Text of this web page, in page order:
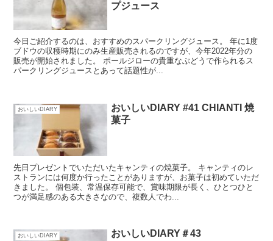
プジュース
今日ご紹介するのは、おすすめのスパークリングジュース。 年に1度
ブドウの収穫時期にのみ生産販売されるのですが、今年2022年分の
販売が開始されました。 ポールジローの貴重なぶどうで作られるス
パークリングジュースとあって話題性が...
おいしいDIARY
おいしいDIARY #41 CHIANTI 焼
菓子
先日プレゼントでいただいたキャンティの焼菓子。 キャンティのレ
ストランには何度か行ったことがありますが、お菓子は初めていただ
きました。 個包装、常温保存可能で、賞味期限が長く、ひとつひと
つが満足感のある大きさなので、複数人でわ...
おいしいDIARY
おいしいDIARY＃43